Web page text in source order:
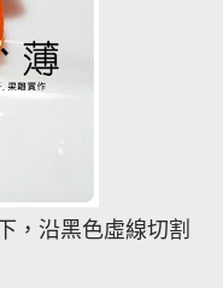
，沿黑色虛線切割